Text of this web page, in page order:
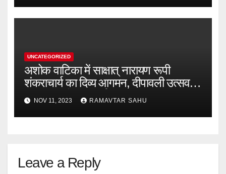
UNCATEGORIZED
अशोक वाटिका में साक्षात् नारायण रूपी
शंकराचार्य का दिव्य आगमन, दीपावली उत्सव में
भक्ति मय रहेगा कवर्धा
NOV 11, 2023 RAMAVTAR SAHU
Leave a Reply